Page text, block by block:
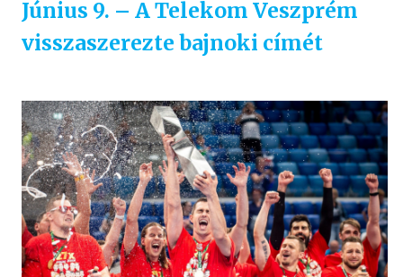
Június 9. – A Telekom Veszprém
visszaszerezte bajnoki címét